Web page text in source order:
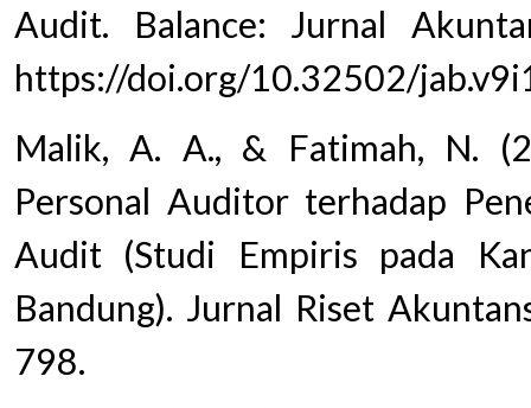
Audit. Balance: Jurnal
https://doi.org/10.32502/
Malik, A. A., & Fatimah, N.
Personal Auditor terhadap
Audit (Studi Empiris pada
Bandung). Jurnal Riset
798.